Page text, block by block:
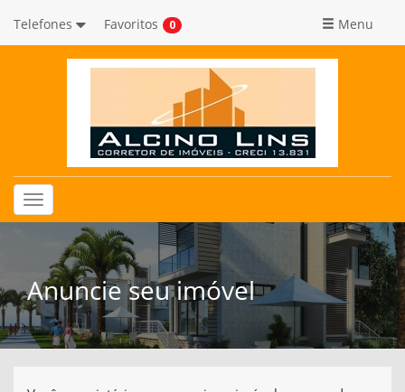
Telefones Favoritos 0 Menu
Toggle
navigation
Anuncie seu imóvel